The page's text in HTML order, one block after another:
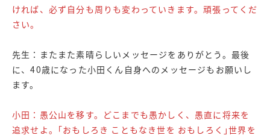
ければ、必ず自分も周りも変わっていきます。頑張ってくだ
さい。
先生：またまた素晴らしいメッセージをありがとう。最後
に、40歳になった小田くん自身へのメッセージもお願いし
ます。
小田：愚公山を移す。どこまでも愚かしく、愚直に将来を
追求せよ。｢おもしろき こともなき世を おもしろく｣世界を